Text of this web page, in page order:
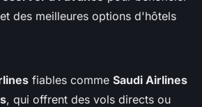
des meilleures options d'hôtels
fiables comme Saudi Airlines
, qui offrent des vols directs ou